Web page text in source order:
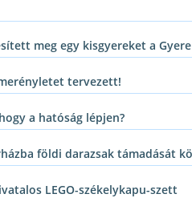
meg egy kisgyereket a
tervezett!
a hatóság lépjen?
földi darazsak támadását
LEGO-székelykapu-szett